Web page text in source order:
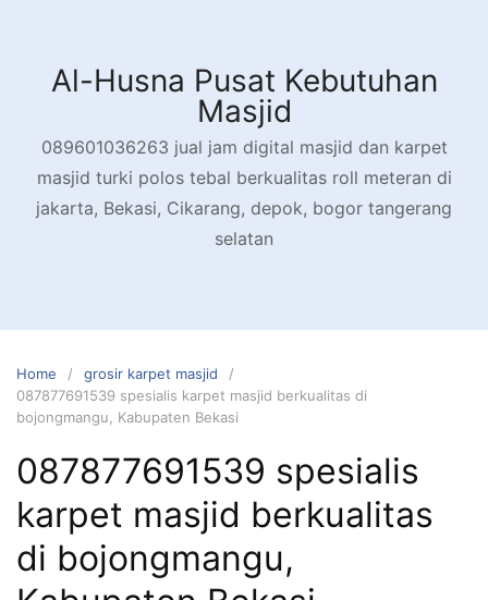
contentAl-Husna Pusat Kebutuhan
Masjid
089601036263 jual jam digital masjid dan karpet
masjid turki polos tebal berkualitas roll meteran di
jakarta, Bekasi, Cikarang, depok, bogor tangerang
selatan
Home
grosir karpet masjid
087877691539 spesialis karpet masjid berkualitas di
bojongmangu, Kabupaten Bekasi
087877691539 spesialis
karpet masjid berkualitas
di bojongmangu,